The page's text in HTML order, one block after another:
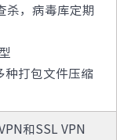
杀，病毒库定期
种打包文件压缩
和SSL VPN